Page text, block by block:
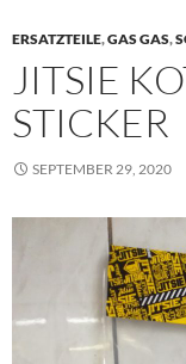
ERSATZTEILE,GAS GAS,
JITSIE
STICKER
SEPTEMBER 29, 2020